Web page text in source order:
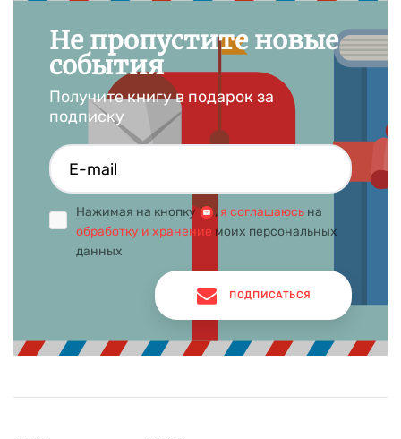
Не пропустите новые
события
Получите книгу в подарок за
подписку
Нажимая на кнопку , я соглашаюсь на
обработку и хранение моих персональных
данных
ПОДПИСАТЬСЯ